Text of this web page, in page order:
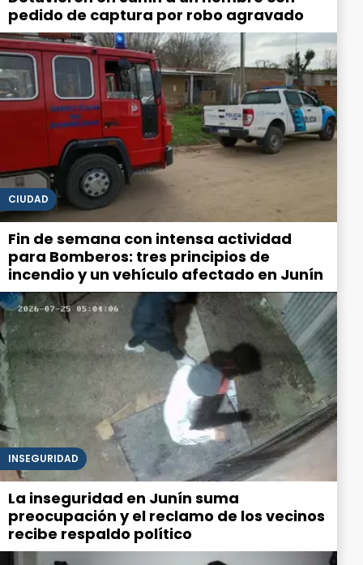
pedido de captura por robo agravado
CIUDAD
Fin de semana con intensa actividad
para Bomberos: tres principios de
incendio y un vehículo afectado en Junín
INSEGURIDAD
La inseguridad en Junín suma
preocupación y el reclamo de los vecinos
recibe respaldo político